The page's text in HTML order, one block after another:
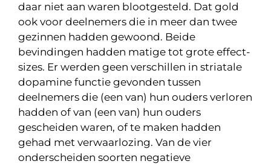
daar niet aan waren blootgesteld. Dat gold
ook voor deelnemers die in meer dan twee
gezinnen hadden gewoond. Beide
bevindingen hadden matige tot grote effect-
sizes. Er werden geen verschillen in striatale
dopamine functie gevonden tussen
deelnemers die (een van) hun ouders verloren
hadden of van (een van) hun ouders
gescheiden waren, of te maken hadden
gehad met verwaarlozing. Van de vier
onderscheiden soorten negatieve